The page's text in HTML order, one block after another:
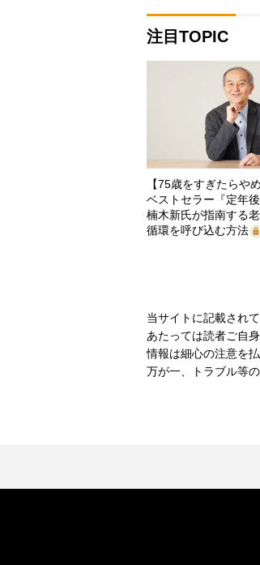
注目TOPIC
【75歳をすぎたらや
ベストセラー『定年後
楠木新氏が指南する
循環を呼び込む方法
当サイトに記載され
あたっては読者ご自
情報は細心の注意を
万が一、トラブル等